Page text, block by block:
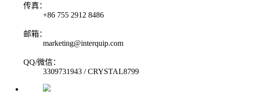
传真：
+86 755 2912 8486
邮箱：
marketing@interquip.com
QQ/微信：
3309731943 / CRYSTAL8799